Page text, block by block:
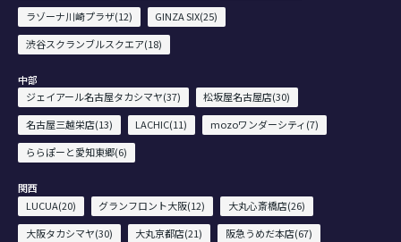
ラゾーナ川崎プラザ(12)
GINZA SIX(25)
渋谷スクランブルスクエア(18)
中部
ジェイアール名古屋タカシマヤ(37)
松坂屋名古屋店(30)
名古屋三越栄店(13)
LACHIC(11)
mozoワンダーシティ(7)
ららぽーと愛知東郷(6)
関西
LUCUA(20)
グランフロント大阪(12)
大丸心斎橋店(26)
大阪タカシマヤ(30)
大丸京都店(21)
阪急うめだ本店(67)